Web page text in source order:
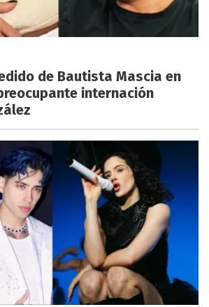
de Bautista Mascia en
internación